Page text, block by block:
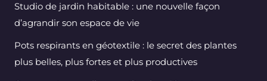
Studio de jardin habitable : une nouvelle façon
d’agrandir son espace de vie
Pots respirants en géotextile : le secret des plantes
plus belles, plus fortes et plus productives